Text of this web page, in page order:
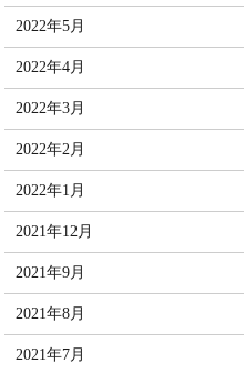
2022年5月
2022年4月
2022年3月
2022年2月
2022年1月
2021年12月
2021年9月
2021年8月
2021年7月